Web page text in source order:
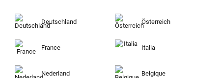
Deutschland Österreich
France Italia
Nederland Belgique